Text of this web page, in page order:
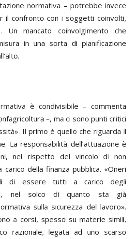
normativa – potrebbe invece
il confronto con i soggetti coinvolti,
. Un mancato coinvolgimento che
in una sorta di pianificazione
è condivisibile – commenta
–, ma ci sono punti critici
Il primo è quello che riguarda il
La responsabilità dell’attuazione è
nel rispetto del vincolo di non
della finanza pubblica. «Oneri
di essere tutti a carico degli
nel solco di quanto sta già
sulla sicurezza del lavoro».
a corsi, spesso su materie simili,
razionale, legata ad uno scarso